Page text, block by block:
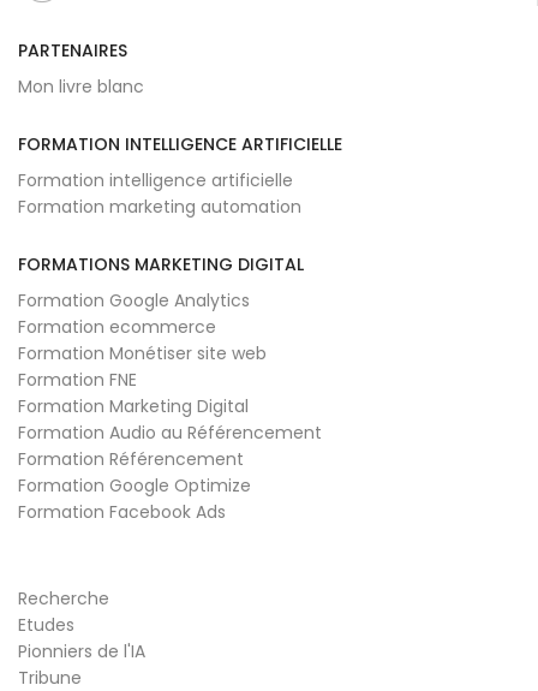
PARTENAIRES
Mon livre blanc
FORMATION INTELLIGENCE ARTIFICIELLE
Formation intelligence artificielle
Formation marketing automation
FORMATIONS MARKETING DIGITAL
Formation Google Analytics
Formation ecommerce
Formation Monétiser site web
Formation FNE
Formation Marketing Digital
Formation Audio au Référencement
Formation Référencement
Formation Google Optimize
Formation Facebook Ads
Recherche
Etudes
Pionniers de l'IA
Tribune